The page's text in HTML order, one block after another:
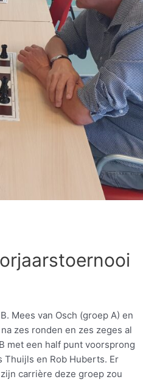
Mees van Osch (groep A) en
zes ronden en zes zeges al
met een half punt voorsprong
Thuijls en Rob Huberts. Er
carrière deze groep zou